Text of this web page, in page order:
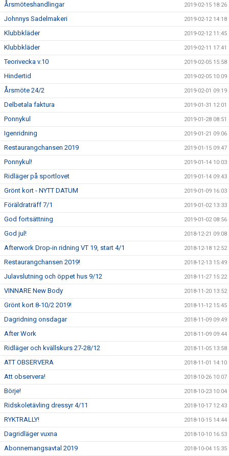
Årsmöteshandlingar 2019-02-15 18:26
Johnnys Sadelmakeri 2019-02-12 14:18
Klubbkläder 2019-02-12 11:45
Klubbkläder 2019-02-11 17:41
Teorivecka v.10 2019-02-05 15:58
Hindertid 2019-02-05 10:09
Årsmöte 24/2 2019-02-01 09:19
Delbetala faktura 2019-01-31 12:01
Ponnykul 2019-01-28 08:51
Igenridning 2019-01-21 09:06
Restaurangchansen 2019 2019-01-15 09:47
Ponnykul! 2019-01-14 10:03
Ridläger på sportlovet 2019-01-14 09:43
Grönt kort - NYTT DATUM 2019-01-09 16:03
Föräldraträff 7/1 2019-01-02 13:33
God fortsättning 2019-01-02 08:56
God jul! 2018-12-21 09:08
Afterwork Drop-in ridning VT 19, start 4/1 2018-12-18 12:52
Restaurangchansen 2019! 2018-12-13 15:49
Julavslutning och öppet hus 9/12 2018-11-27 15:22
VINNARE New Body 2018-11-20 13:52
Grönt kort 8-10/2 2019! 2018-11-12 15:45
Dagridning onsdagar 2018-11-09 09:49
After Work 2018-11-09 09:44
Ridläger och kvällskurs 27-28/12 2018-11-05 13:58
ATT OBSERVERA 2018-11-01 14:10
Att observera! 2018-10-26 10:07
Börje! 2018-10-23 10:04
Ridskoletävling dressyr 4/11 2018-10-17 12:43
RYKTRALLY! 2018-10-15 14:44
Dagridläger vuxna 2018-10-10 16:53
Abonnemangsavtal 2019 2018-10-04 15:35